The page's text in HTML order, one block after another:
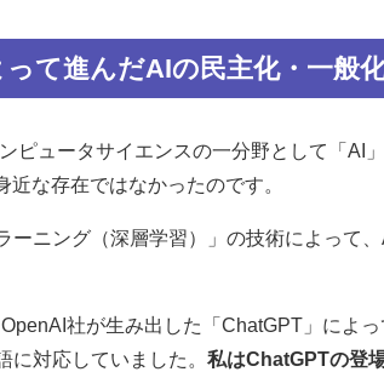
て進んだAIの民主化・一般
ピュータサイエンスの一分野として「AI
近な存在ではなかったのです。
ーニング（深層学習）」の技術によって
社が生み出した「ChatGPT」によ
に対応していました。 私はChatGPTの登